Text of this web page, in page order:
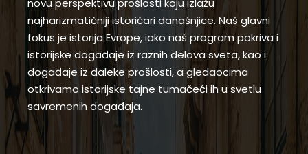
novu perspektivu prošlosti koju izlažu
najharizmatičniji istoričari današnjice. Naš glavni
fokus je istorija Evrope, iako naš program pokriva i
istorijske događaje iz raznih delova sveta, kao i
događaje iz daleke prošlosti, a gledaocima
otkrivamo istorijske tajne tumačeći ih u svetlu
savremenih događaja.